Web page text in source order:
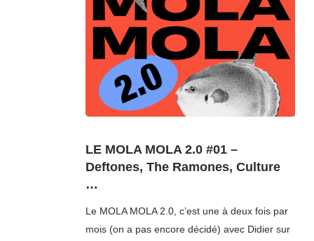
LE MOLA MOLA 2.0 #01 –
Deftones, The Ramones, Culture
…
Le MOLA MOLA 2.0, c’est une à deux fois par
mois (on a pas encore décidé) avec Didier sur